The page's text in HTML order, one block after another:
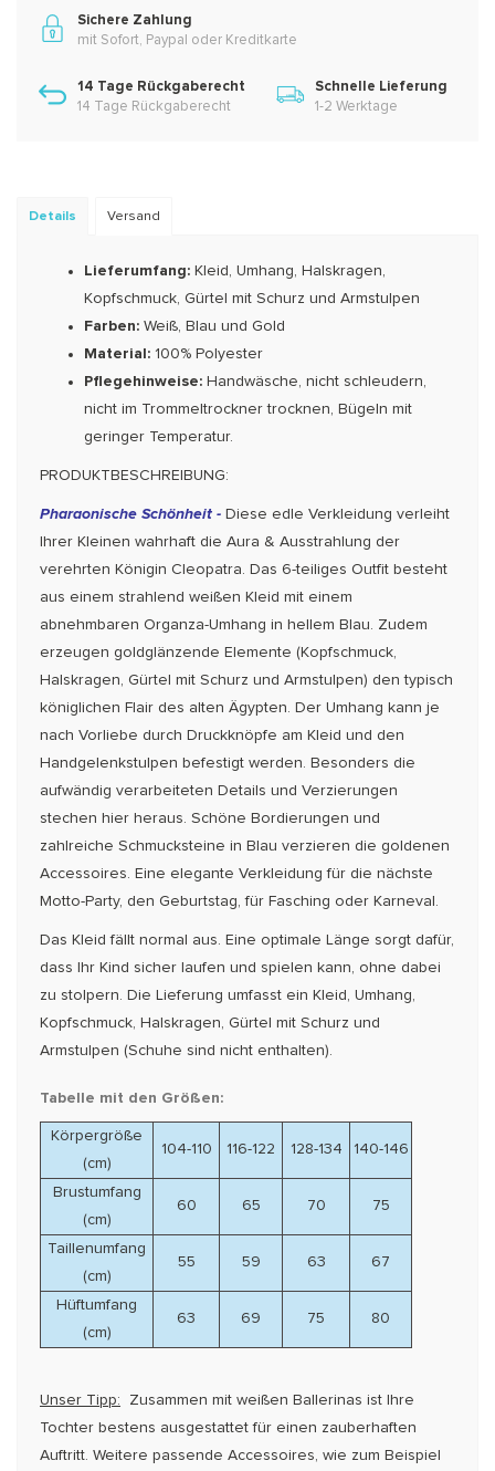
Sichere Zahlung
mit Sofort, Paypal oder Kreditkarte
14 Tage Rückgaberecht
14 Tage Rückgaberecht
Schnelle Lieferung
1-2 Werktage
Details Versand
Lieferumfang: Kleid, Umhang, Halskragen,
Kopfschmuck, Gürtel mit Schurz und Armstulpen
Farben: Weiß, Blau und Gold
Material: 100% Polyester
Pflegehinweise: Handwäsche, nicht schleudern,
nicht im Trommeltrockner trocknen, Bügeln mit
geringer Temperatur.
PRODUKTBESCHREIBUNG:
Pharaonische Schönheit - Diese edle Verkleidung verleiht
Ihrer Kleinen wahrhaft die Aura & Ausstrahlung der
verehrten Königin Cleopatra. Das 6-teiliges Outfit besteht
aus einem strahlend weißen Kleid mit einem
abnehmbaren Organza-Umhang in hellem Blau. Zudem
erzeugen goldglänzende Elemente (Kopfschmuck,
Halskragen, Gürtel mit Schurz und Armstulpen) den typisch
königlichen Flair des alten Ägypten. Der Umhang kann je
nach Vorliebe durch Druckknöpfe am Kleid und den
Handgelenkstulpen befestigt werden. Besonders die
aufwändig verarbeiteten Details und Verzierungen
stechen hier heraus. Schöne Bordierungen und
zahlreiche Schmucksteine in Blau verzieren die goldenen
Accessoires. Eine elegante Verkleidung für die nächste
Motto-Party, den Geburtstag, für Fasching oder Karneval.
Das Kleid fällt normal aus. Eine optimale Länge sorgt dafür,
dass Ihr Kind sicher laufen und spielen kann, ohne dabei
zu stolpern. Die Lieferung umfasst ein Kleid, Umhang,
Kopfschmuck, Halskragen, Gürtel mit Schurz und
Armstulpen (Schuhe sind nicht enthalten).
Tabelle mit den Größen:
Körpergröße
(cm)
104-110 116-122 128-134 140-146
Brustumfang
(cm)
60 65 70 75
Taillenumfang
(cm)
55 59 63 67
Hüftumfang
(cm)
63 69 75 80
Unser Tipp: Zusammen mit weißen Ballerinas ist Ihre
Tochter bestens ausgestattet für einen zau­ber­haften
Auftritt. Weitere pas­sende Accessoires, wie zum Beispiel